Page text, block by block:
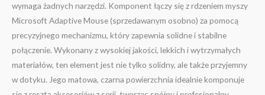
wymaga żadnych narzędzi. Komponent łączy się z rdzeniem myszy
Microsoft Adaptive Mouse (sprzedawanym osobno) za pomocą
precyzyjnego mechanizmu, który zapewnia solidne i stabilne
połączenie. Wykonany z wysokiej jakości, lekkich i wytrzymałych
materiałów, ten element jest nie tylko solidny, ale także przyjemny
w dotyku. Jego matowa, czarna powierzchnia idealnie komponuje